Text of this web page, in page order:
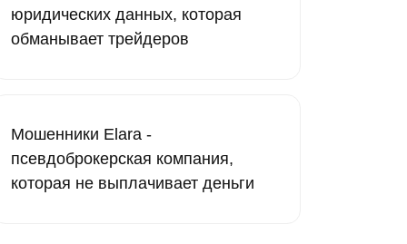
юридических данных, которая
обманывает трейдеров
Мошенники Elara -
псевдоброкерская компания,
которая не выплачивает деньги